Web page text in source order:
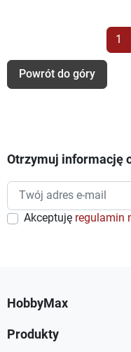
1
Powrót do góry
Otrzymuj informację
Akceptuję regulamin
HobbyMax
Produkty